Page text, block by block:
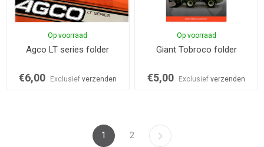
Op voorraad
Agco LT series folder
€6,00 Exclusief verzenden
Op voorraad
Giant Tobroco folder
€5,00 Exclusiefverzenden
1 2